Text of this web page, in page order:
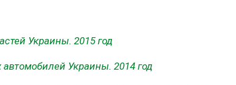
Украины. 2015 год
Украины. 2014 год